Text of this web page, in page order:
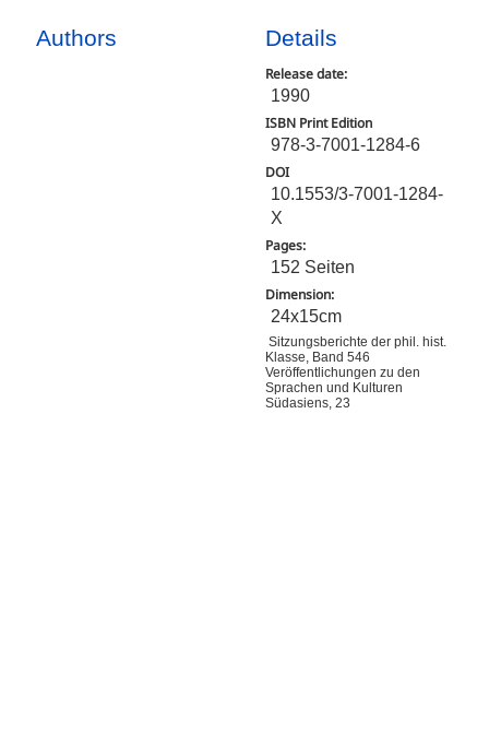
Authors Details
Release date:
1990
ISBN Print Edition
978-3-7001-1284-6
DOI
10.1553/3-7001-1284-
X
Pages:
152 Seiten
Dimension:
24x15cm
Sitzungsberichte der phil. hist.
Klasse, Band 546
Veröffentlichungen zu den
Sprachen und Kulturen
Südasiens, 23